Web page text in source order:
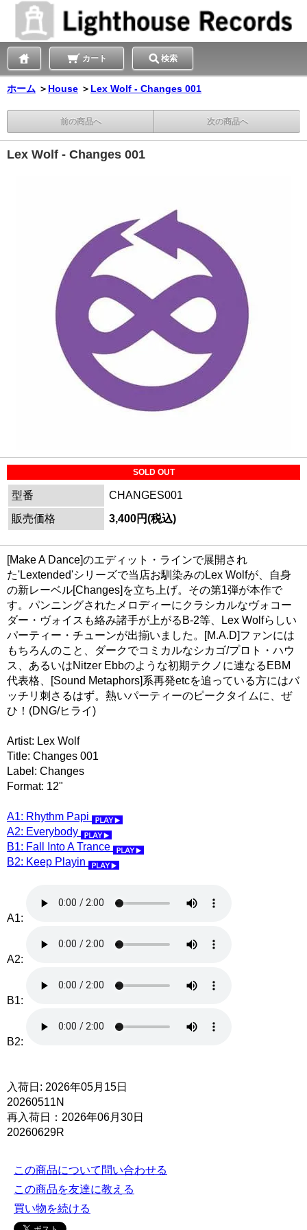
カート 検索
ホーム ＞ House ＞ Lex Wolf - Changes 001
前の商品へ 次の商品へ
Lex Wolf - Changes 001
SOLD OUT
型番
CHANGES001
販売価格
3,400円(税込)
[Make A Dance]のエディット・ラインで展開され
た'Lextended'シリーズで当店お馴染みのLex Wolfが、自身
の新レーベル[Changes]を立ち上げ。その第1弾が本作で
す。パンニングされたメロディーにクラシカルなヴォコー
ダー・ヴォイスも絡み諸手が上がるB-2等、Lex Wolfらしい
パーティー・チューンが出揃いました。[M.A.D]ファンには
もちろんのこと、ダークでコミカルなシカゴ/プロト・ハウ
ス、あるいはNitzer Ebbのような初期テクノに連なるEBM
代表格、[Sound Metaphors]系再発etcを追っている方にはバ
ッチリ刺さるはず。熱いパーティーのピークタイムに、ぜ
ひ！(DNG/ヒライ)
Artist: Lex Wolf
Title: Changes 001
Label: Changes
Format: 12"
A1: Rhythm Papi
A2: Everybody
B1: Fall Into A Trance
B2: Keep Playin
A1:
A2:
B1:
B2:
入荷日: 2026年05月15日
20260511N
再入荷日：2026年06月30日
20260629R
この商品について問い合わせる
この商品を友達に教える
買い物を続ける